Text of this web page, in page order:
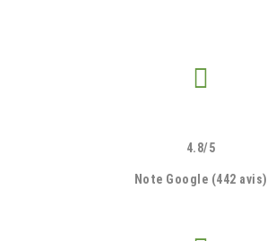
4.8/5
Note Google (442 avis)